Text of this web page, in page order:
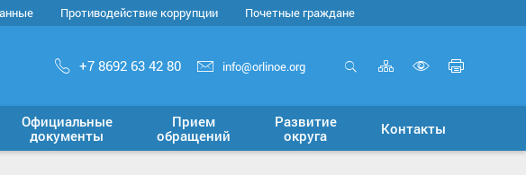
Противодействие коррупции Почетные граждане
+7 8692 63 42 80 info@orlinoe.org Карта
сайта
версию
для
Официальные
документы
Прием
обращений
Развитие
округа
Контакты